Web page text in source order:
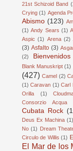
21st Schizoid Band
Crying (1) Agenda
Abismo (123)
(1) Andy Sears (1)
Aspic (1) Arena (2)
(3) Asfalto (3)
(2)
Blank Manuskript (1)
(427) Camel (2)
(1) Caravan (1) Carl
Orilla
(1)
Consorzio Acqua
Cubata Rock
Deus Ex Machina (1)
No (1) Dream
Circulo de Willis (1)
El Mar de los